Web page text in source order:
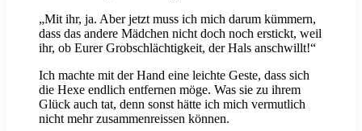
„Mit ihr, ja. Aber jetzt muss ich mich darum kümmern,
dass das andere Mädchen nicht doch noch erstickt, weil
ihr, ob Eurer Grobschlächtigkeit, der Hals anschwillt!“
Ich machte mit der Hand eine leichte Geste, dass sich
die Hexe endlich entfernen möge. Was sie zu ihrem
Glück auch tat, denn sonst hätte ich mich vermutlich
nicht mehr zusammenreissen können.